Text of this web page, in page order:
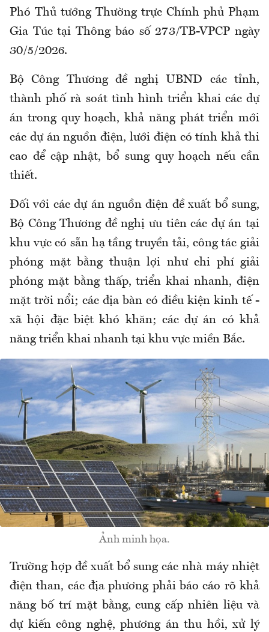
Phó Thủ tướng Thường trực Chính phủ Phạm
Gia Túc tại Thông báo số 273/TB-VPCP ngày
30/5/2026.
Bộ Công Thương đề nghị UBND các tỉnh,
thành phố rà soát tình hình triển khai các dự
án trong quy hoạch, khả năng phát triển mới
các dự án nguồn điện, lưới điện có tính khả thi
cao để cập nhật, bổ sung quy hoạch nếu cần
thiết.
Đối với các dự án nguồn điện đề xuất bổ sung,
Bộ Công Thương đề nghị ưu tiên các dự án tại
khu vực có sẵn hạ tầng truyền tải, công tác giải
phóng mặt bằng thuận lợi như chi phí giải
phóng mặt bằng thấp, triển khai nhanh, điện
mặt trời nổi; các địa bàn có điều kiện kinh tế -
xã hội đặc biệt khó khăn; các dự án có khả
năng triển khai nhanh tại khu vực miền Bắc.
Ảnh minh họa.
Trường hợp đề xuất bổ sung các nhà máy nhiệt
điện than, các địa phương phải báo cáo rõ khả
năng bố trí mặt bằng, cung cấp nhiên liệu và
dự kiến công nghệ, phương án thu hồi, xử lý